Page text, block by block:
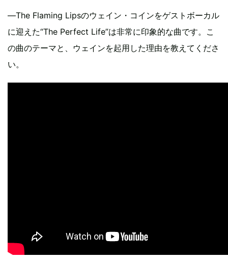
―The Flaming Lipsのウェイン・コインをゲストボーカル
に迎えた“The Perfect Life”は非常に印象的な曲です。こ
の曲のテーマと、ウェインを起用した理由を教えてくださ
い。